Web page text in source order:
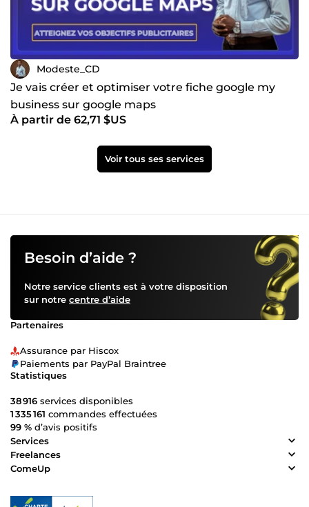
Modeste_CD
Je vais créer et optimiser votre fiche google my
business sur google maps
À partir de 62,71 $US
Voir tous ses services
Besoin d’aide ?
Notre service clients est à votre disposition
sur notre centre d’aide
Partenaires
Assurance par Hiscox
Paiements par PayPal Braintree
Statistiques
38 916 services disponibles
1 335 161 commandes effectuées
99 % d’avis positifs
Services
Freelances
ComeUp